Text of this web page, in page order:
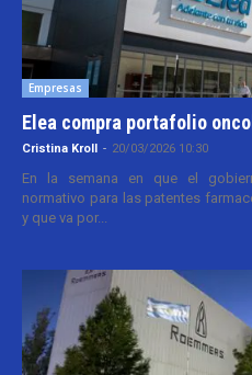
Empresas
Elea compra portafolio
Cristina Kroll - 20/03/2026 10:30
En la semana en que el
normativo para las patentes
y que va por...